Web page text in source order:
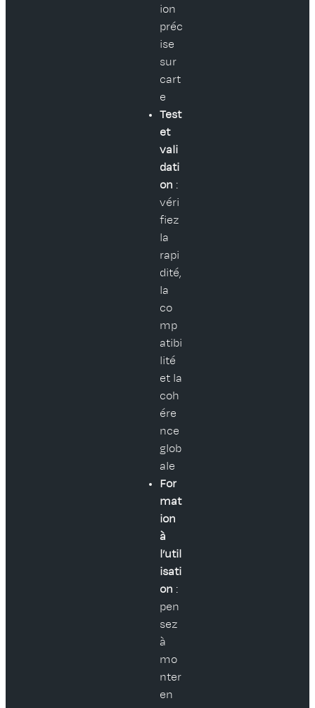
ion
préc
ise
sur
cart
e
Test
et
vali
dati
on :
véri
fiez
la
rapi
dité,
la
co
mp
atibi
lité
et la
coh
ére
nce
glob
ale
For
mat
ion
à
l’util
isati
on :
pen
sez
à
mo
nter
en